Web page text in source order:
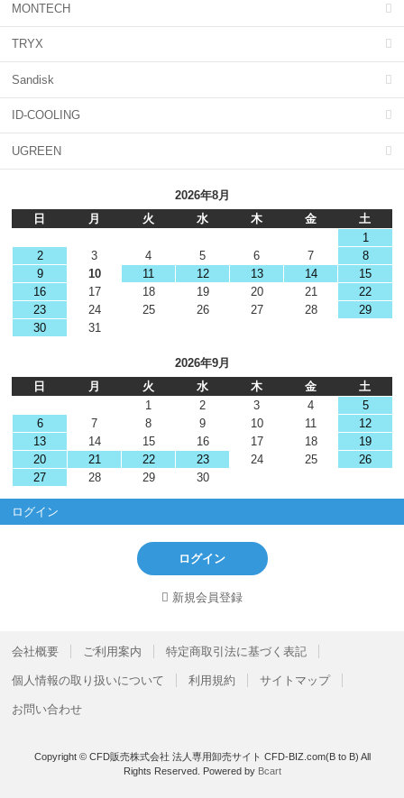
MONTECH
TRYX
Sandisk
ID-COOLING
UGREEN
2026年8月
日
月 火 水 木 金
土
1
2
3 4 5 6 7
8
9
10 11 12 13 14
15
16
17 18 19 20 21
22
23
24 25 26 27 28
29
30
31
2026年9月
日
月 火 水 木 金
土
1
2 3 4
5
6
7 8 9 10 11
12
13
14 15 16 17 18
19
20
21 22 23 24 25
26
27
28 29 30
ログイン
ログイン
新規会員登録
会社概要 ご利用案内 特定商取引法に基づく表記
個人情報の取り扱いについて 利用規約 サイトマップ
お問い合わせ
Copyright © CFD販売株式会社 法人専用卸売サイト CFD-BIZ.com(B to B) All
Rights Reserved. Powered by Bcart